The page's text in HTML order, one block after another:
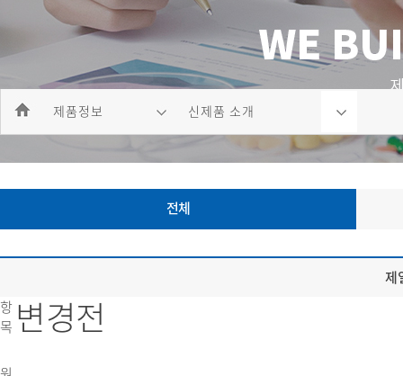
제품정보 신제품 소개
전체
제
항
목 변경전